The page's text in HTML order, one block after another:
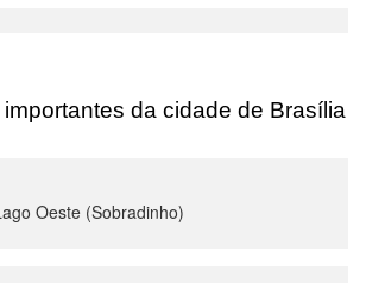
da cidade de Brasília
Oeste (Sobradinho)